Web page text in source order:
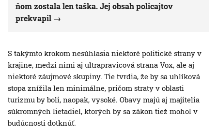
ňom zostala len taška. Jej obsah policajtov
prekvapil
S takýmto krokom nesúhlasia niektoré politické strany v
krajine, medzi nimi aj ultrapravicová strana Vox, ale aj
niektoré záujmové skupiny. Tie tvrdia, že by sa uhlíková
stopa znížila len minimálne, pričom straty v oblasti
turizmu by boli, naopak, vysoké. Obavy majú aj majitelia
súkromných lietadiel, ktorých by sa zákon tiež mohol v
budúcnosti dotknúť.